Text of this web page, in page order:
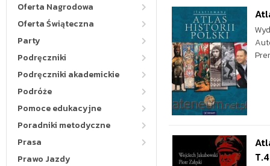
Oferta Nagrodowa
Oferta Świąteczna
Party
Podręczniki
Podręczniki akademickie
Podróże
Pomoce edukacyjne
Poradniki metodyczne
Prasa
Prawo Jazdy
T.4